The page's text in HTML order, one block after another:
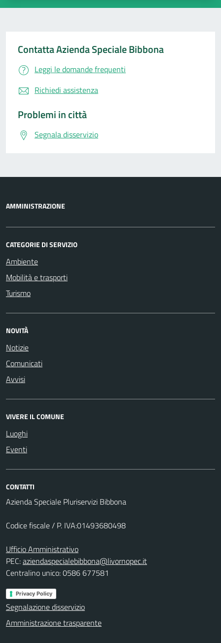
Contatta Azienda Speciale Bibbona
Leggi le domande frequenti
Richiedi assistenza
Problemi in città
Segnala disservizio
AMMINISTRAZIONE
CATEGORIE DI SERVIZIO
Ambiente
Mobilità e trasporti
Turismo
NOVITÀ
Notizie
Comunicati
Avvisi
VIVERE IL COMUNE
Luoghi
Eventi
CONTATTI
Azienda Speciale Pluriservizi Bibbona
Codice fiscale / P. IVA:01493680498
Ufficio Amministrativo
PEC:aziendaspecialebibbona@livornopec.it
Centralino unico: 0586 677581
Privacy Policy
Segnalazione disservizio
Amministrazione trasparente